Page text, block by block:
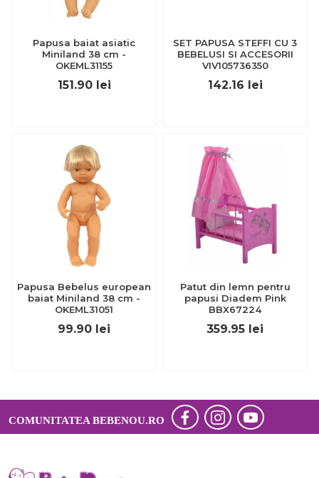
Papusa baiat asiatic
Miniland 38 cm -
OKEML31155
151.90 lei
SET PAPUSA STEFFI CU 3
BEBELUSI SI ACCESORII
VIV105736350
142.16 lei
Papusa Bebelus european
baiat Miniland 38 cm -
OKEML31051
99.90 lei
Patut din lemn pentru
papusi Diadem Pink
BBX67224
359.95 lei
COMUNITATEA BEBENOU.RO